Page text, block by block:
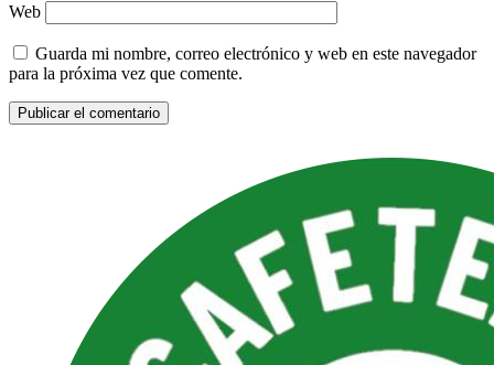
Web
Guarda mi nombre, correo electrónico y web en este navegador
para la próxima vez que comente.